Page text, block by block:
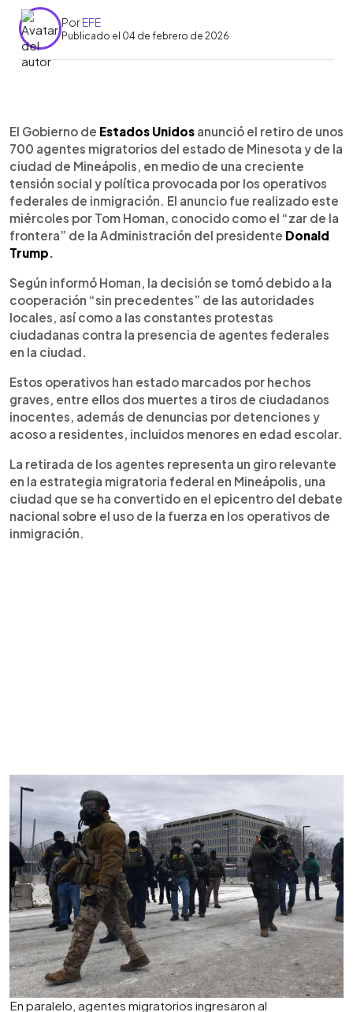
PorEFE
Publicado el 04 de febrero de 2026
► Escuchar artículo
El Gobierno de Estados Unidos anunció el retiro
de 700 agentes migratorios de Mineápolis y del
estado de Minesota, tras semanas de protestas
ciudadanas y fuertes críticas por operativos
federales. La decisión fue comunicada por Tom
Homan, “zar de la frontera” de la Administración
Trump, y se atribuyó a la cooperación de las
autoridades locales y a la tensión generada por la
presencia de los agentes. El despliegue estuvo
marcado por la muerte a tiros de dos ciudadanos
durante operativos migratorios, además de
denuncias por detenciones y acoso a residentes,
incluidos menores. El retiro representa un ajuste
en la estrategia migratoria federal, en un contexto
de presión social, judicial y política que convirtió a
Mineápolis en un símbolo del debate nacional
sobre inmigración y uso de la fuerza.
El Gobierno de Estados Unidos anunció el retiro de unos
700 agentes migratorios del estado de Minesota y de la
ciudad de Mineápolis, en medio de una creciente
tensión social y política provocada por los operativos
federales de inmigración. El anuncio fue realizado este
miércoles por Tom Homan, conocido como el “zar de la
frontera” de la Administración del presidente Donald
Trump.
Según informó Homan, la decisión se tomó debido a la
cooperación “sin precedentes” de las autoridades
locales, así como a las constantes protestas
ciudadanas contra la presencia de agentes federales
en la ciudad.
Estos operativos han estado marcados por hechos
graves, entre ellos dos muertes a tiros de ciudadanos
inocentes, además de denuncias por detenciones y
acoso a residentes, incluidos menores en edad escolar.
La retirada de los agentes representa un giro relevante
en la estrategia migratoria federal en Mineápolis, una
ciudad que se ha convertido en el epicentro del debate
nacional sobre el uso de la fuerza en los operativos de
inmigración.
En paralelo, agentes migratorios ingresaron al